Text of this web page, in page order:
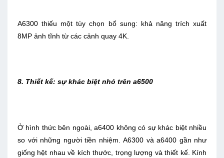
A6300 thiếu một tùy chọn bổ sung: khả năng trích xuất
8MP ảnh tĩnh từ các cảnh quay 4K.
8. Thiết kế: sự khác biệt nhỏ trên a6500
Ở hình thức bên ngoài, a6400 không có sự khác biệt nhiều
so với những người tiền nhiệm. A6300 và a6400 gần như
giống hệt nhau về kích thước, trọng lượng và thiết kế. Kính